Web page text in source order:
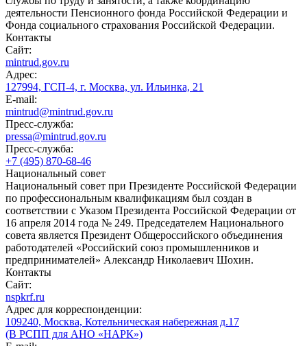
деятельности Пенсионного фонда Российской Федерации и
Фонда социального страхования Российской Федерации.
Контакты
Сайт:
mintrud.gov.ru
Адрес:
127994, ГСП-4, г. Москва, ул. Ильинка, 21
E-mail:
mintrud@mintrud.gov.ru
Пресс-служба:
pressa@mintrud.gov.ru
Пресс-служба:
+7 (495) 870-68-46
Национальный совет
Национальный совет при Президенте Российской Федерации
по профессиональным квалификациям был создан в
соответствии с Указом Президента Российской Федерации от
16 апреля 2014 года № 249. Председателем Национального
совета является Президент Общероссийского объединения
работодателей «Российский союз промышленников и
предпринимателей» Александр Николаевич Шохин.
Контакты
Сайт:
nspkrf.ru
Адрес для корреспонденции:
109240, Москва, Котельническая набережная д.17
(В РСПП для АНО «НАРК»)